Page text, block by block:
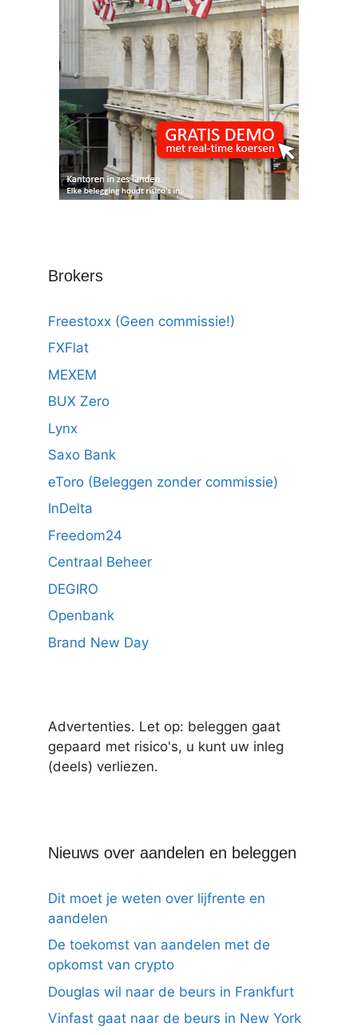
Brokers
Freestoxx (Geen commissie!)
FXFlat
MEXEM
BUX Zero
Lynx
Saxo Bank
eToro (Beleggen zonder commissie)
InDelta
Freedom24
Centraal Beheer
DEGIRO
Openbank
Brand New Day
Advertenties. Let op: beleggen gaat
gepaard met risico's, u kunt uw inleg
(deels) verliezen.
Nieuws over aandelen en beleggen
Dit moet je weten over lijfrente en
aandelen
De toekomst van aandelen met de
opkomst van crypto
Douglas wil naar de beurs in Frankfurt
Vinfast gaat naar de beurs in New York